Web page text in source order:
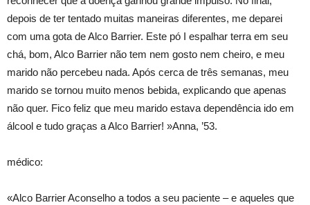
depois de ter tentado muitas maneiras diferentes, me deparei
com uma gota de Alco Barrier. Este pó I espalhar terra em seu
chá, bom, Alco Barrier não tem nem gosto nem cheiro, e meu
marido não percebeu nada. Após cerca de três semanas, meu
marido se tornou muito menos bebida, explicando que apenas
não quer. Fico feliz que meu marido estava dependência ido em
álcool e tudo graças a Alco Barrier! »Anna, ’53.
médico:
«Alco Barrier Aconselho a todos a seu paciente – e aqueles que